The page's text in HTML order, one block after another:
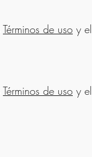
Términos de uso y el
Términos de uso y el